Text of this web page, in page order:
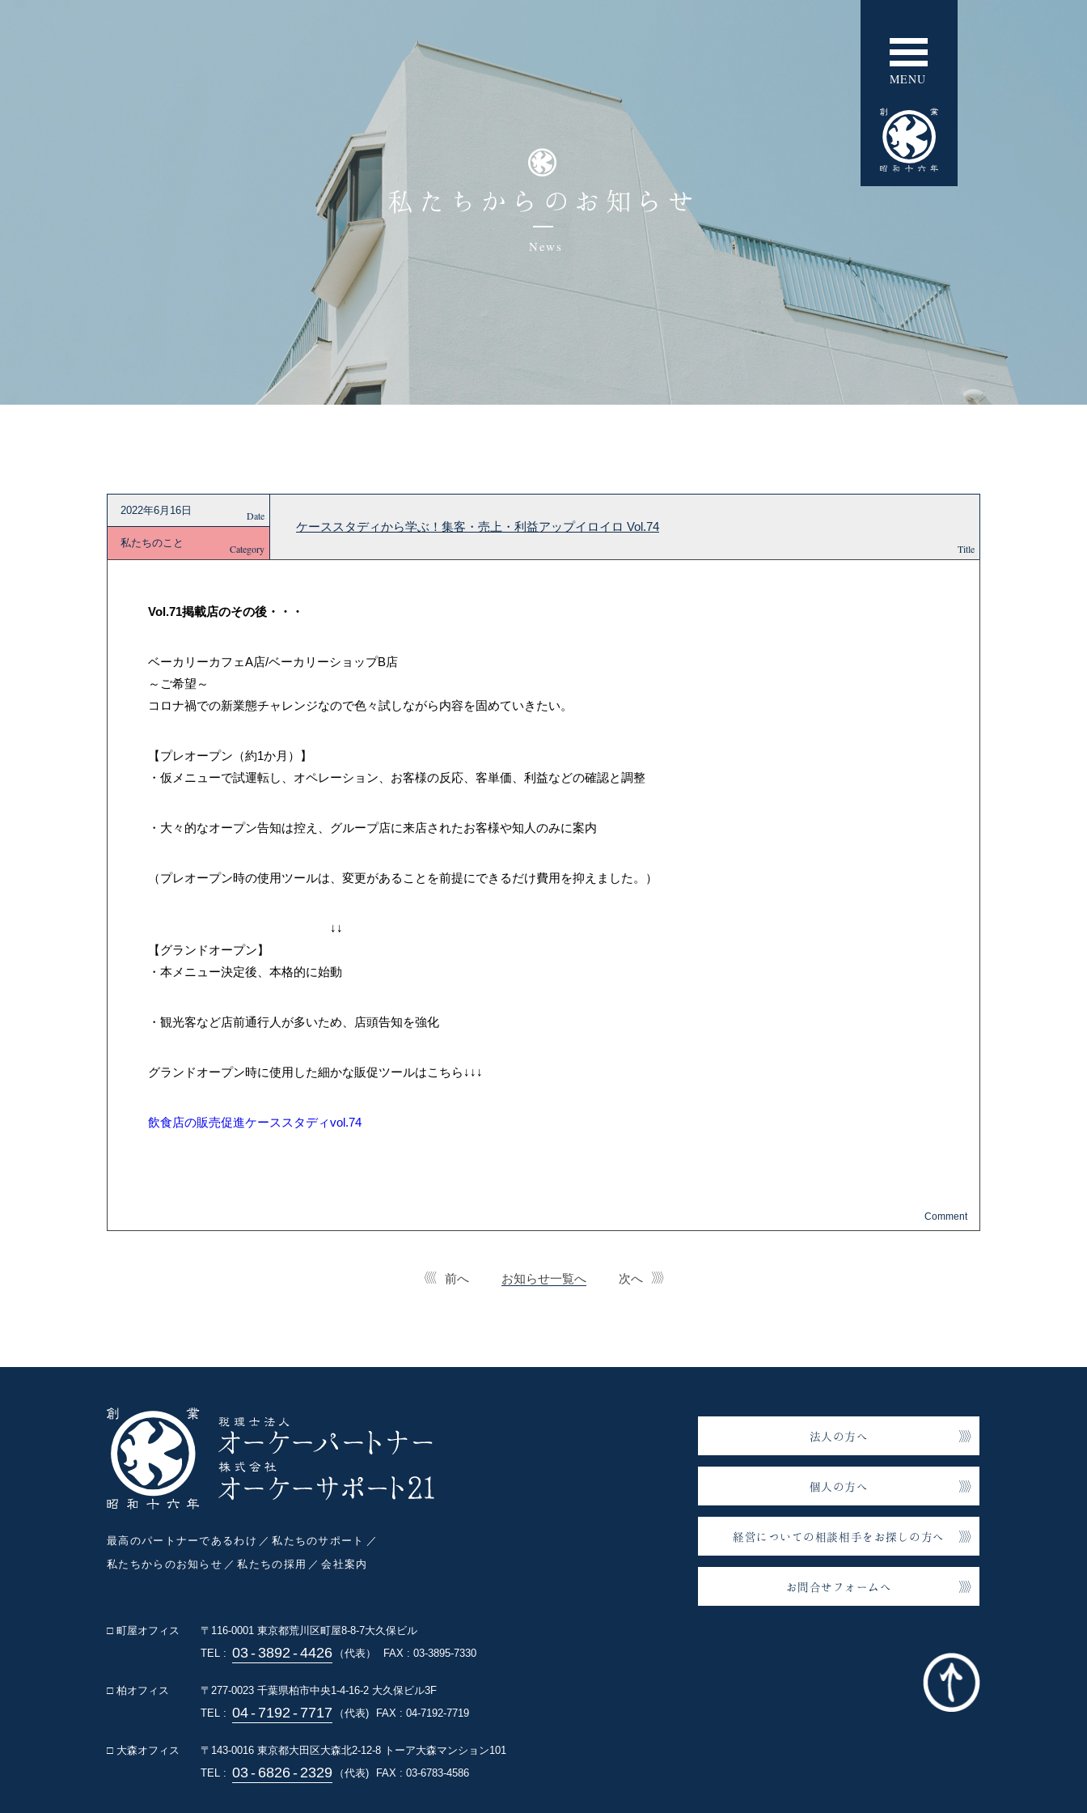
私たちからのお知らせ
News
2022年6月16日 Date
私たちのこと Category
ケーススタディから学ぶ！集客・売上・利益アップイロイロ Vol.74
Title
Vol.71掲載店のその後・・・
ベーカリーカフェA店/ベーカリーショップB店
～ご希望～
コロナ禍での新業態チャレンジなので色々試しながら内容を固めていきたい。
【プレオープン（約1か月）】
・仮メニューで試運転し、オペレーション、お客様の反応、客単価、利益などの確認と調整
・大々的なオープン告知は控え、グループ店に来店されたお客様や知人のみに案内
（プレオープン時の使用ツールは、変更があることを前提にできるだけ費用を抑えました。）
↓↓
【グランドオープン】
・本メニュー決定後、本格的に始動
・観光客など店前通行人が多いため、店頭告知を強化
グランドオープン時に使用した細かな販促ツールはこちら↓↓↓
飲食店の販売促進ケーススタディvol.74
前へ お知らせ一覧へ 次へ
最高のパートナーであるわけ
私たちのサポート
私たちからのお知らせ
私たちの採用 会社案内
法人の方へ
個人の方へ
経営についての相談相手をお探しの方へ
お問合せフォームへ
□ 町屋オフィス 〒116-0001 東京都荒川区町屋8-8-7大久保ビル
TEL : 03- 3892-4426 （代表） FAX : 03-3895-7330
□ 柏オフィス 〒277-0023 千葉県柏市中央1-4-16-2 大久保ビル3F
TEL : 04- 7192- 7717 （代表) FAX : 04-7192-7719
□ 大森オフィス 〒143-0016 東京都大田区大森北2-12-8 トーア大森マンション101
TEL : 03- 6826- 2329 （代表) FAX : 03-6783-4586